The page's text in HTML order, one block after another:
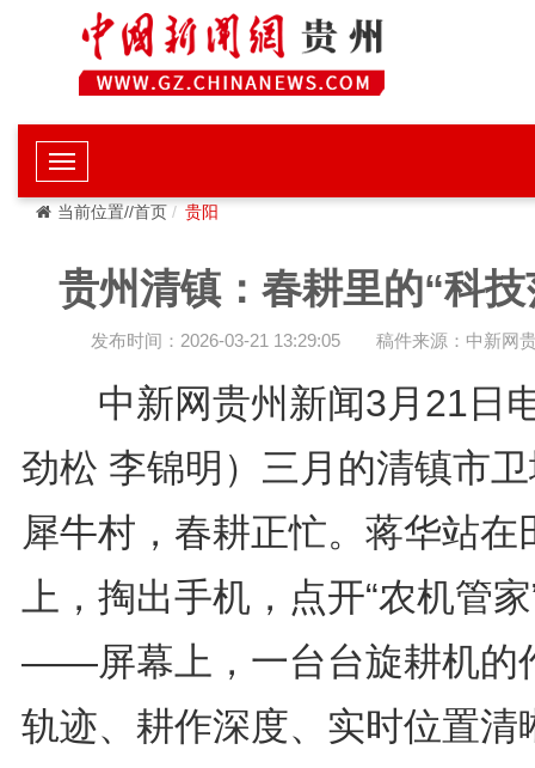
当前位置//首页 贵阳
贵州清镇：春耕里的“科技
发布时间：2026-03-21 13:29:05 稿件来源：中新网
中新网贵州新闻3月21日
劲松 李锦明）三月的清镇市
犀牛村，春耕正忙。蒋华站在
上，掏出手机，点开“农机管
——屏幕上，一台台旋耕机的
轨迹、耕作深度、实时位置清